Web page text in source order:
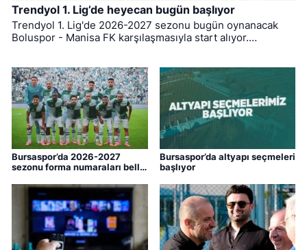
Trendyol 1. Lig’de heyecan bugün başlıyor
Trendyol 1. Lig'de 2026-2027 sezonu bugün oynanacak
Boluspor - Manisa FK karşılaşmasıyla start alıyor.
Bursaspor’da 2026-2027
sezonu forma numaraları belli
Bursaspor’da altyapı seçmeleri
başlıyor